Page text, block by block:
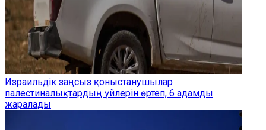
Израильдік заңсыз қоныстанушылар
палестиналықтардың үйлерін өртеп, 6 адамды
жаралады